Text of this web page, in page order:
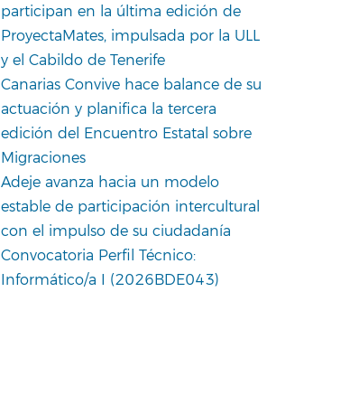
participan en la última edición de
ProyectaMates, impulsada por la ULL
y el Cabildo de Tenerife
Canarias Convive hace balance de su
actuación y planifica la tercera
edición del Encuentro Estatal sobre
Migraciones
Adeje avanza hacia un modelo
estable de participación intercultural
con el impulso de su ciudadanía
Convocatoria Perfil Técnico:
Informático/a I (2026BDE043)